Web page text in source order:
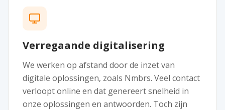
Verregaande digitalisering
We werken op afstand door de inzet van
digitale oplossingen, zoals Nmbrs. Veel contact
verloopt online en dat genereert snelheid in
onze oplossingen en antwoorden. Toch zijn